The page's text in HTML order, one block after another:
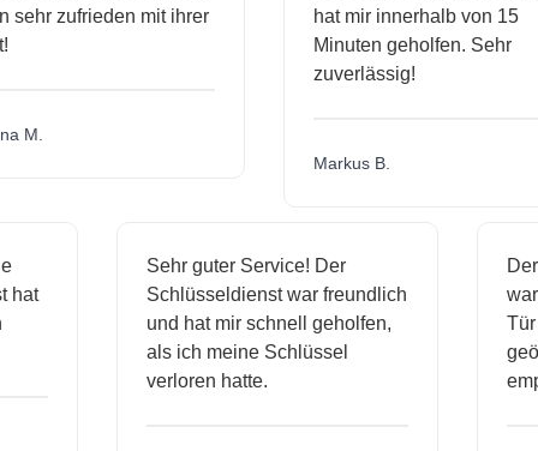
zufrieden mit ihrer
M.
hat mir innerhalb von 15
Minuten geholfen. Sehr
zuverlässig!
Markus B.
hat
Sehr guter Service! Der
Schlüsseldienst war freundlich
und hat mir schnell geholfen,
als ich meine Schlüssel
verloren hatte.